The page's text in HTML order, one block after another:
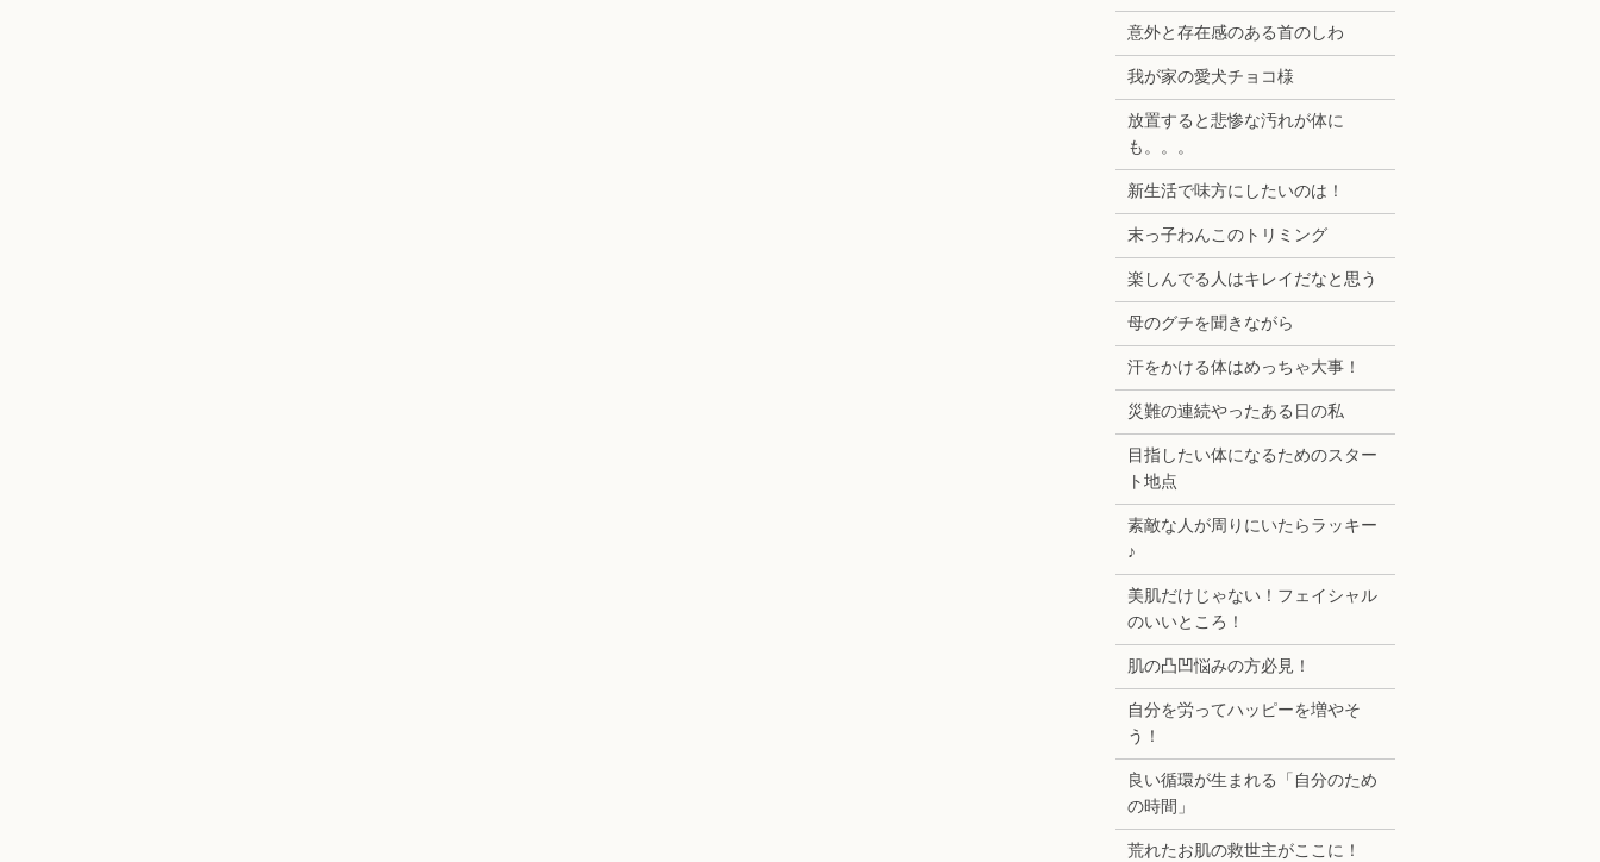
意外と存在感のある首のしわ
我が家の愛犬チョコ様
放置すると悲惨な汚れが体に
も。。。
新生活で味方にしたいのは！
末っ子わんこのトリミング
楽しんでる人はキレイだなと思う
母のグチを聞きながら
汗をかける体はめっちゃ大事！
災難の連続やったある日の私
目指したい体になるためのスター
ト地点
素敵な人が周りにいたらラッキー
♪
美肌だけじゃない！フェイシャル
のいいところ！
肌の凸凹悩みの方必見！
自分を労ってハッピーを増やそ
う！
良い循環が生まれる「自分のため
の時間」
荒れたお肌の救世主がここに！